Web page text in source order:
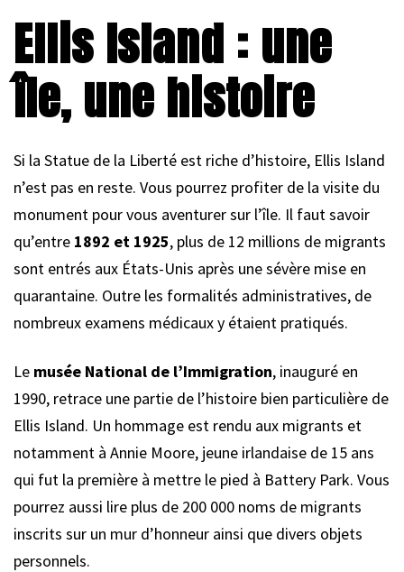
Ellis Island : une
île, une histoire
Si la Statue de la Liberté est riche d’histoire, Ellis Island
n’est pas en reste. Vous pourrez profiter de la visite du
monument pour vous aventurer sur l’île. Il faut savoir
qu’entre 1892 et 1925, plus de 12 millions de migrants
sont entrés aux États-Unis après une sévère mise en
quarantaine. Outre les formalités administratives, de
nombreux examens médicaux y étaient pratiqués.
Le musée National de l’Immigration, inauguré en
1990, retrace une partie de l’histoire bien particulière de
Ellis Island. Un hommage est rendu aux migrants et
notamment à Annie Moore, jeune irlandaise de 15 ans
qui fut la première à mettre le pied à Battery Park. Vous
pourrez aussi lire plus de 200 000 noms de migrants
inscrits sur un mur d’honneur ainsi que divers objets
personnels.